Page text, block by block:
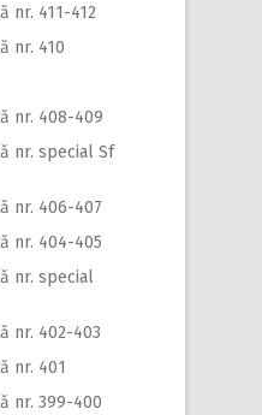
nr. 411-412
nr. 410
nr. 408-409
nr. special Sf
nr. 406-407
nr. 404-405
nr. special
nr. 402-403
nr. 401
nr. 399-400